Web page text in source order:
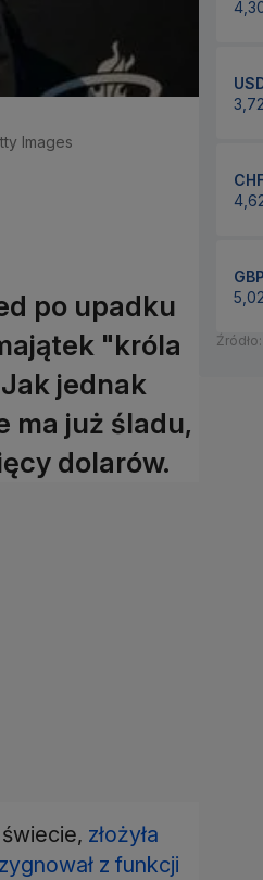
Images
po upadku
"króla
jednak
ma już śladu,
dolarów.
złożyła
z funkcji
3,72
5,02